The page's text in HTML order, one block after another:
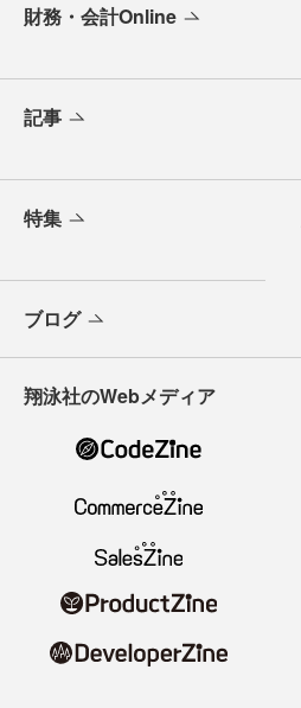
財務・会計Online
記事
特集
ブログ
翔泳社のWebメディア